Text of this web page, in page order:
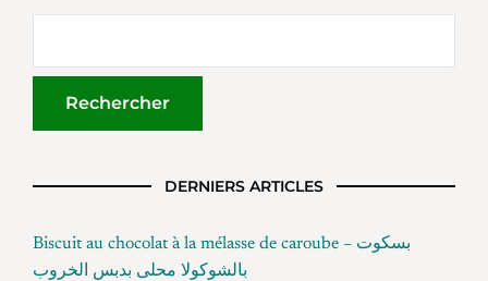
DERNIERS ARTICLES
Biscuit au chocolat à la mélasse de caroube – بسكوت
بالشوكولا محلى بدبس الخروب